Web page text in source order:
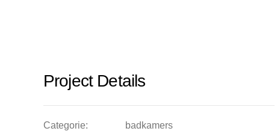
Project Details
Categorie: badkamers